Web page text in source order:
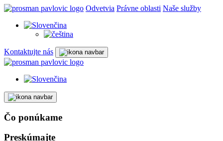
Odvetvia Právne oblasti Naše služby
Kontaktujte nás
Čo ponúkame
Preskúmajte